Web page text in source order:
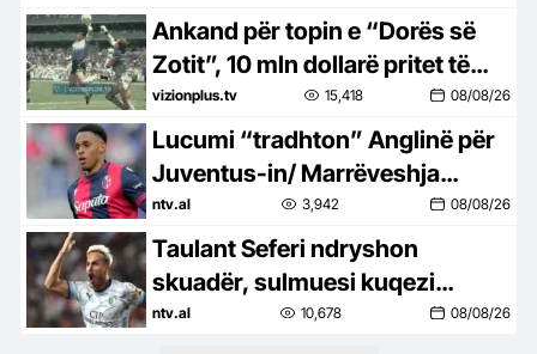
Ankand për topin e “Dorës së
Zotit”, 10 mln dollarë pritet të
jete oferta më e lartë e topit të
golit të Maradonës
vizionplus.tv 15,418 08/08/26
Lucumi “tradhton” Anglinë për
Juventus-in/ Marrëveshja
personale, 5 vite në Torino
ntv.al 3,942 08/08/26
Taulant Seferi ndryshon
skuadër, sulmuesi kuqezi
firmos me Kayserisporin
ntv.al 10,678 08/08/26